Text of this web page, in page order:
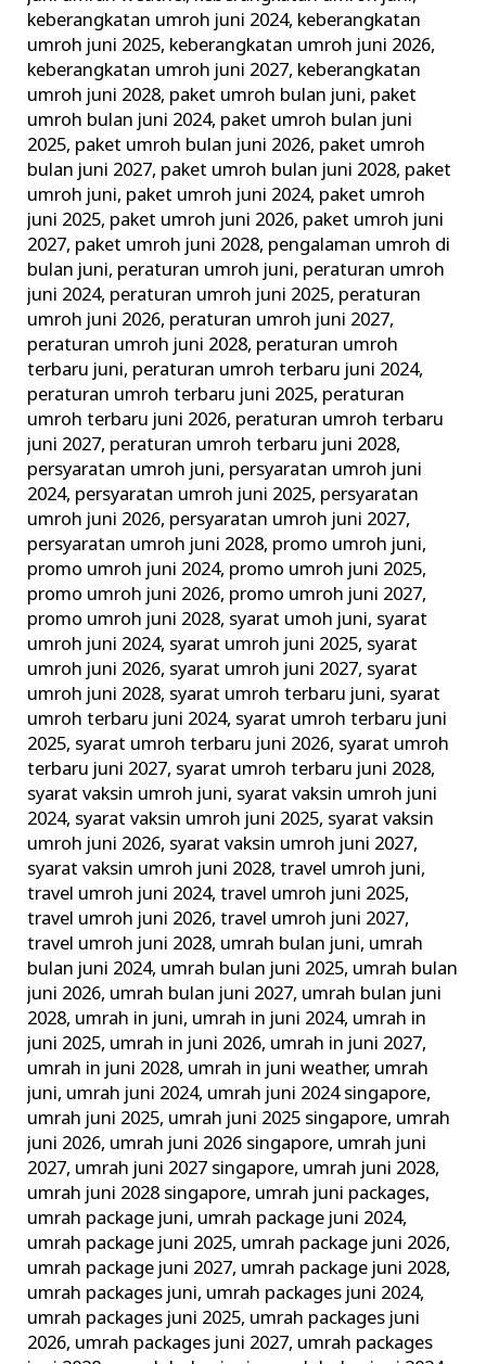
keberangkatan umroh juni 2024, keberangkatan
umroh juni 2025, keberangkatan umroh juni 2026,
keberangkatan umroh juni 2027, keberangkatan
umroh juni 2028, paket umroh bulan juni, paket
umroh bulan juni 2024, paket umroh bulan juni
2025, paket umroh bulan juni 2026, paket umroh
bulan juni 2027, paket umroh bulan juni 2028, paket
umroh juni, paket umroh juni 2024, paket umroh
juni 2025, paket umroh juni 2026, paket umroh juni
2027, paket umroh juni 2028, pengalaman umroh di
bulan juni, peraturan umroh juni, peraturan umroh
juni 2024, peraturan umroh juni 2025, peraturan
umroh juni 2026, peraturan umroh juni 2027,
peraturan umroh juni 2028, peraturan umroh
terbaru juni, peraturan umroh terbaru juni 2024,
peraturan umroh terbaru juni 2025, peraturan
umroh terbaru juni 2026, peraturan umroh terbaru
juni 2027, peraturan umroh terbaru juni 2028,
persyaratan umroh juni, persyaratan umroh juni
2024, persyaratan umroh juni 2025, persyaratan
umroh juni 2026, persyaratan umroh juni 2027,
persyaratan umroh juni 2028, promo umroh juni,
promo umroh juni 2024, promo umroh juni 2025,
promo umroh juni 2026, promo umroh juni 2027,
promo umroh juni 2028, syarat umoh juni, syarat
umroh juni 2024, syarat umroh juni 2025, syarat
umroh juni 2026, syarat umroh juni 2027, syarat
umroh juni 2028, syarat umroh terbaru juni, syarat
umroh terbaru juni 2024, syarat umroh terbaru juni
2025, syarat umroh terbaru juni 2026, syarat umroh
terbaru juni 2027, syarat umroh terbaru juni 2028,
syarat vaksin umroh juni, syarat vaksin umroh juni
2024, syarat vaksin umroh juni 2025, syarat vaksin
umroh juni 2026, syarat vaksin umroh juni 2027,
syarat vaksin umroh juni 2028,travel umroh juni,
travel umroh juni 2024,travel umroh juni 2025,
travel umroh juni 2026,travel umroh juni 2027,
travel umroh juni 2028, umrah bulan juni, umrah
bulan juni 2024, umrah bulan juni 2025, umrah bulan
juni 2026, umrah bulan juni 2027, umrah bulan juni
2028, umrah in juni, umrah in juni 2024, umrah in
juni 2025, umrah in juni 2026, umrah in juni 2027,
umrah in juni 2028, umrah in juni weather, umrah
juni, umrah juni 2024, umrah juni 2024 singapore,
umrah juni 2025, umrah juni 2025 singapore, umrah
juni 2026, umrah juni 2026 singapore, umrah juni
2027, umrah juni 2027 singapore, umrah juni 2028,
umrah juni 2028 singapore, umrah juni packages,
umrah package juni, umrah package juni 2024,
umrah package juni 2025, umrah package juni 2026,
umrah package juni 2027, umrah package juni 2028,
umrah packages juni, umrah packages juni 2024,
umrah packages juni 2025, umrah packages juni
2026, umrah packages juni 2027, umrah packages